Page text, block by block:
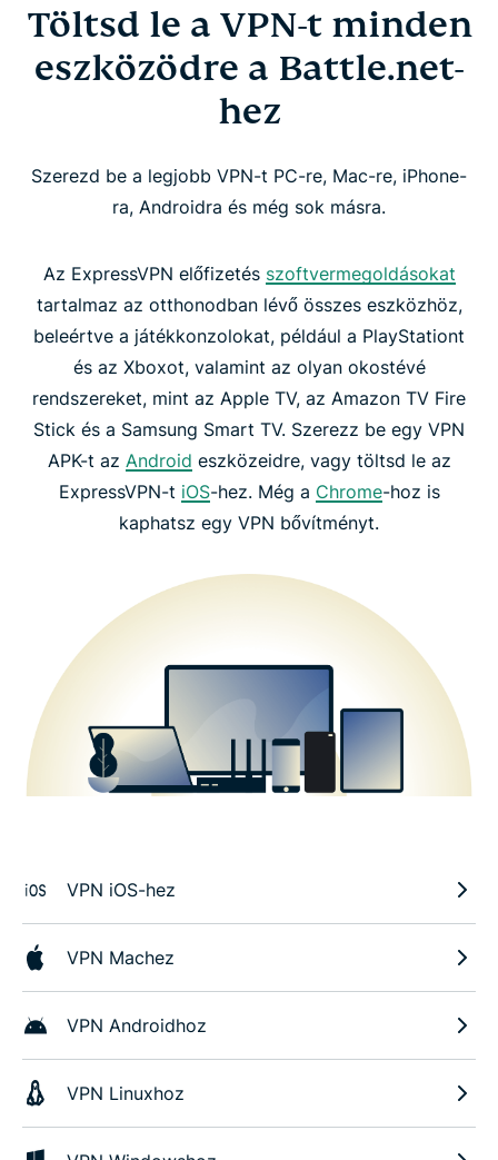
Töltsd le a VPN-t minden
eszközödre a Battle.net-
hez
Szerezd be a legjobb VPN-t PC-re, Mac-re, iPhone-
ra, Androidra és még sok másra.
Az ExpressVPN előfizetés szoftvermegoldásokat
tartalmaz az otthonodban lévő összes eszközhöz,
beleértve a játékkonzolokat, például a PlayStationt
és az Xboxot, valamint az olyan okostévé
rendszereket, mint az Apple TV, az Amazon TV Fire
Stick és a Samsung Smart TV. Szerezz be egy VPN
APK-t az Android eszközeidre, vagy töltsd le az
ExpressVPN-t iOS-hez. Még a Chrome-hoz is
kaphatsz egy VPN bővítményt.
VPN iOS-hez
VPN Machez
VPN Androidhoz
VPN Linuxhoz